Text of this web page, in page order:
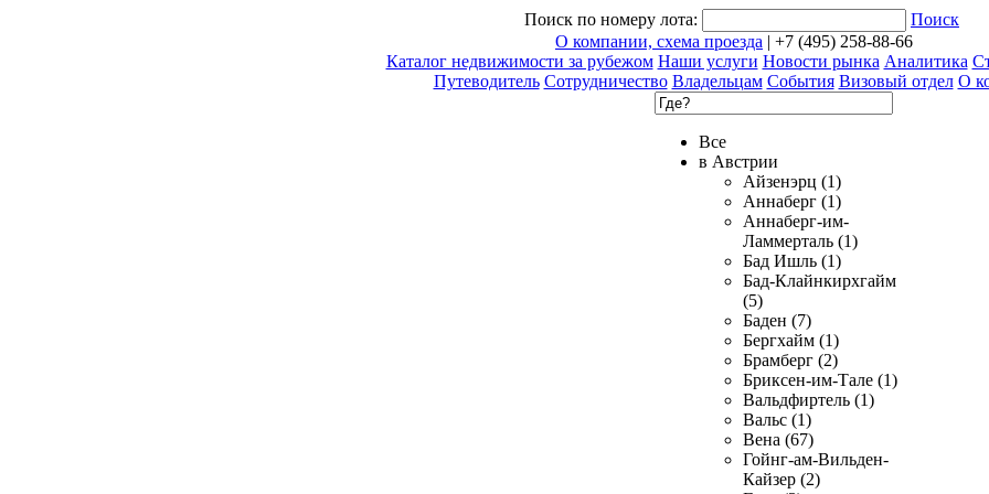
Поиск по номеру лота:
Поиск
О компании, схема проезда | +7 (495) 258-88-66
Каталог недвижимости за рубежом Наши услуги Новости рынка Аналитика
Путеводитель Сотрудничество Владельцам События Визовый отдел О
Все
в Австрии
Айзенэрц (1)
Аннаберг (1)
Аннаберг-им-
Ламмерталь (1)
Бад Ишль (1)
Бад-Клайнкирхгайм
(5)
Баден (7)
Бергхайм (1)
Брамберг (2)
Бриксен-им-Тале (1)
Вальдфиртель (1)
Вальс (1)
Вена (67)
Гойнг-ам-Вильден-
Кайзер (2)